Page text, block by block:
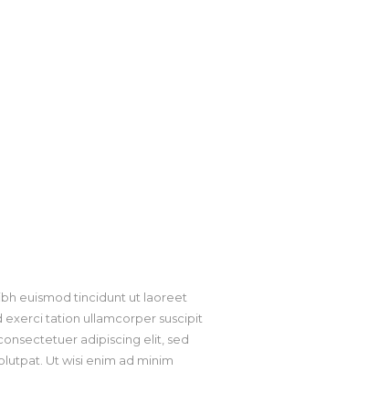
euismod tincidunt ut laoreet
exerci tation ullamcorper suscipit
adipiscing elit, sed
Ut wisi enim ad minim